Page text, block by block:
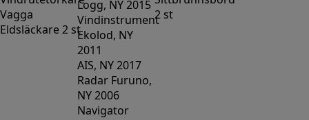
Vagga
Eldsläckare 2 st
Logg, NY 2015
Vindinstrument
Ekolod, NY
2011
AIS, NY 2017
Radar Furuno,
NY 2006
Navigator
2 st